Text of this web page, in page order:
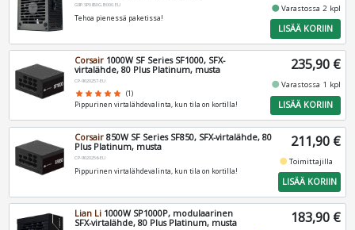
G9P.SP0850G.B000.EU
Tehoa pienessä paketissa!
fiber_manual_recordVarastossa 2 kpl
LISÄÄ KORIIN
Corsair 1000W SF Series SF1000, SFX-
virtalähde, 80 Plus Platinum, musta
CP-9020257-EU
star star star star star (1)
Pippurinen virtalähdevalinta, kun tila on kortilla!
235,90 €
fiber_manual_recordVarastossa 1 kpl
LISÄÄ KORIIN
Corsair 850W SF Series SF850, SFX-virtalähde, 80
Plus Platinum, musta
CP-9020256-EU
Pippurinen virtalähdevalinta, kun tila on kortilla!
211,90 €
fiber_manual_recordToimittajilla
LISÄÄ KORIIN
Lian Li 1000W SP1000P, modulaarinen
SFX-virtalähde, 80 Plus Platinum, musta
183,90 €